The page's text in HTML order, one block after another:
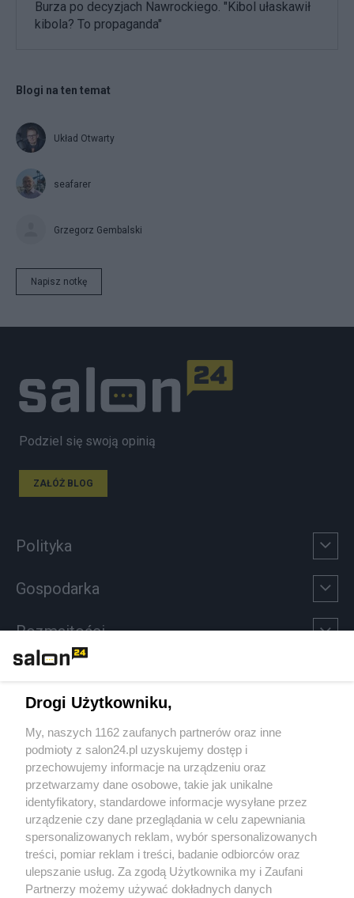
Burza po decyzjach Nawrockiego. "Kibol ułaskawił
kibola? To propaganda"
Blogi na ten temat
Układ Otwarty
seafarer
Grzegorz Gembalski
Napisz notkę
Podziel się swoją opinią
ZAŁÓŻ BLOG
Polityka
Gospodarka
Rozmaitości
Sport
Społeczeństwo
Kultura
X Facebook Instagram Youtube
Drogi Użytkowniku,
My, naszych 1162 zaufanych partnerów oraz inne
podmioty z salon24.pl uzyskujemy dostęp i
przechowujemy informacje na urządzeniu oraz
przetwarzamy dane osobowe, takie jak unikalne
identyfikatory, standardowe informacje wysyłane przez
urządzenie czy dane przeglądania w celu zapewniania
spersonalizowanych reklam, wybór spersonalizowanych
treści, pomiar reklam i treści, badanie odbiorców oraz
ulepszanie usług. Za zgodą Użytkownika my i Zaufani
Partnerzy możemy używać dokładnych danych